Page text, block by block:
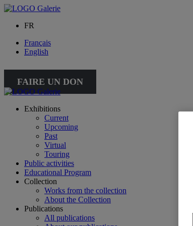
FR
Français
English
FAIRE UN DON
Exhibitions
Current
Upcoming
Past
Virtual
Touring
Public activities
Educational Program
Collection
Works from the collection
About the Collection
Publications
All publications